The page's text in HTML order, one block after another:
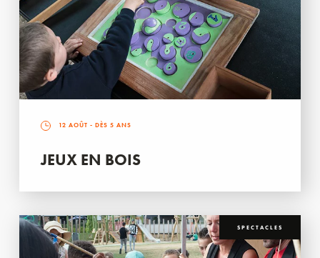
12 AOÛT - DÈS 5 ANS
JEUX EN BOIS
SPECTACLES